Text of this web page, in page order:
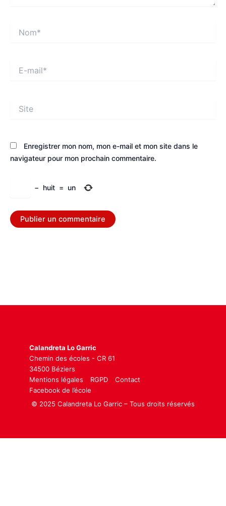
mail*
Enregistrer mon nom, mon e-mail et mon site dans le
navigateur pour mon prochain commentaire.
− huit = un
Calandreta Lo Garric
Chemin des écoles - CR 61
34500 Béziers
Mentions légales
RGPD
Contact
Facebook de l’école
© 2025 Calandreta Lo Garric – Tous droits réservés